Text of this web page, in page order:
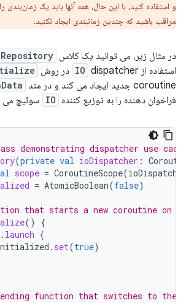
و استفاده کنید، با این حال، همه آنها باید یک زمان‌بندی
مراقب باشید که چندین زمانبندی ایجاد نکنید.
در مثال زیر، می توانید یک کلاس Repository
استفاده از
IO dispatcher در روش
coroutine جدید ایجاد می کند و در متد
فراخوان دهنده را به توزیع کننده IO سوئیچ می
demonstrating dispatcher use
(private val ioDispatcher :
scope = CoroutineScope(
= AtomicBoolean(false)
that starts a new coroutine on
()
{
. launch {
. set(true)
function that switches to the